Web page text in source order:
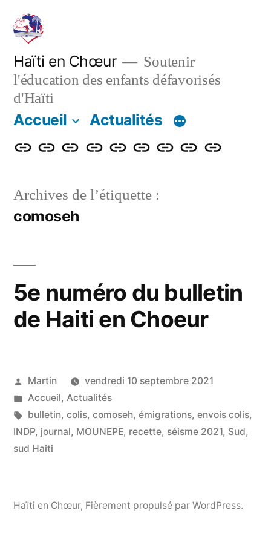
Aller
contenu
Haïti en Chœur
Soutenir
l'éducation des enfants défavorisés
d'Haïti
Accueil Actualités
AccueilActualités
Nos Adhérer
Faire
don
NotreLe
Contact
Projet
de
l’Institution
des
Petits
Archives de l’étiquette :
comoseh
5e numéro du bulletin
de Haiti en Choeur
Publié
par
Martin
vendredi 10 septembre 2021
Publié
dans
Accueil, Actualités
Étiquettes :
bulletin, colis, comoseh, émigrations, envois colis,
INDP, journal, MOUNEPE, recette, séisme 2021, Sud,
sud Haiti
Haïti en Chœur, Fièrement propulsé par WordPress.